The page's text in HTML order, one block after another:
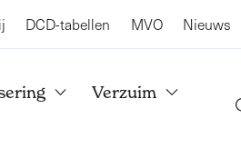
DCD-tabellen MVO Nieuws
Verzuim